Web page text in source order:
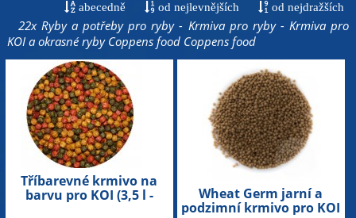
abecedně od nejlevnějších od nejdražších
22x Ryby a potřeby pro ryby - Krmiva pro ryby - Krmiva pro
KOI a okrasné ryby Coppens food Coppens food
Tříbarevné krmivo na
barvu pro KOI (3,5 l -
Wheat Germ jarní a
podzimní krmivo pro KOI